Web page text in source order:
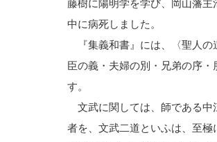
藤樹に陽明学を学び、岡山藩
中に病死しました。
『集義和書』には、〈聖人の
臣の義・夫婦の別・兄弟の序
す。
文武に関しては、師である中
者を、文武二道といふは、至